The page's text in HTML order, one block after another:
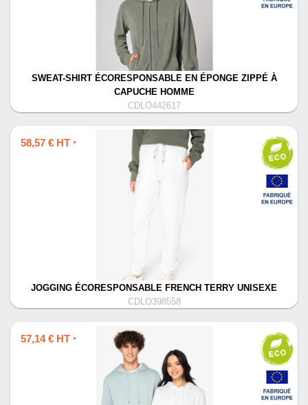
SWEAT-SHIRT ÉCORESPONSABLE EN ÉPONGE ZIPPÉ À
CAPUCHE HOMME
CDLO442617
58,57 € HT *
JOGGING ÉCORESPONSABLE FRENCH TERRY UNISEXE
CDLO398558
57,14 € HT *